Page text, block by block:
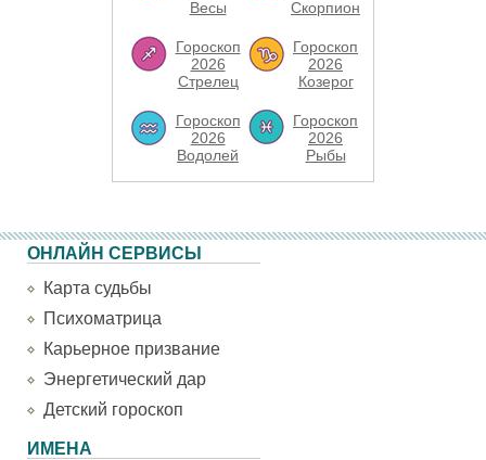
Весы
Скорпион
Гороскоп
2026
Стрелец
Гороскоп
2026
Козерог
Гороскоп
2026
Водолей
Гороскоп
2026
Рыбы
ОНЛАЙН СЕРВИСЫ
Карта судьбы
Психоматрица
Карьерное призвание
Энергетический дар
Детский гороскоп
ИМЕНА